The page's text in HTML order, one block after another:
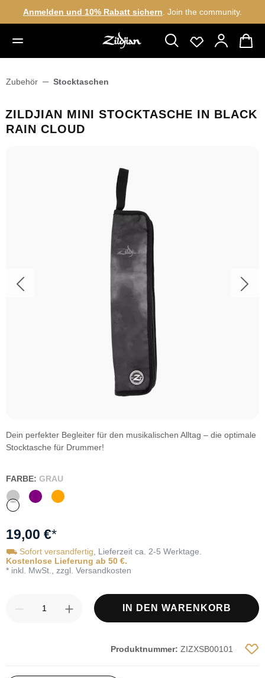
springen
Anmelden und 10% Rabatt sichern . Join the community.
Zubehör Stocktaschen
ZILDJIAN MINI STOCKTASCHE IN BLACK
RAIN CLOUD
Dein perfekter Begleiter für den musikalischen Alltag – die optimale
Stocktasche für Drummer!
FARBE: GRAU
19,00 €*
⛟ Sofort versandfertig , Lieferzeit ca. 2-5 Werktage.
Kostenlose Lieferung ab 50 €.
* inkl. MwSt., zzgl. Versandkosten
Produkt Anzahl: Gib den gewünschten
IN DEN WARENKORB
Produktnummer: ZIZXSB00101